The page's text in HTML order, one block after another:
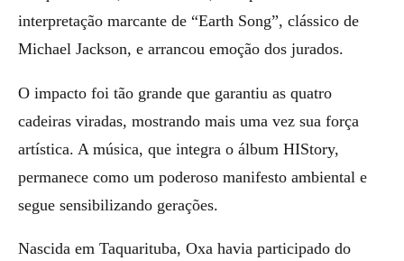
interpretação marcante de “Earth Song”, clássico de
Michael Jackson, e arrancou emoção dos jurados.
O impacto foi tão grande que garantiu as quatro
cadeiras viradas, mostrando mais uma vez sua força
artística. A música, que integra o álbum HIStory,
permanece como um poderoso manifesto ambiental e
segue sensibilizando gerações.
Nascida em Taquarituba, Oxa havia participado do